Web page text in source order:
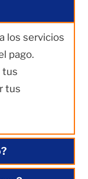
los servicios
pago.
tus
tus